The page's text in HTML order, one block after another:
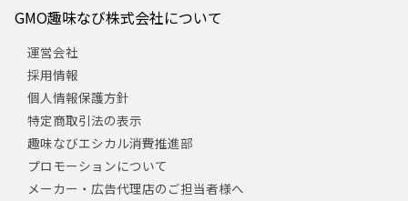
GMO趣味なび株式会社について
運営会社
採用情報
個人情報保護方針
特定商取引法の表示
趣味なびエシカル消費推進部
プロモーションについて
メーカー・広告代理店のご担当者様へ